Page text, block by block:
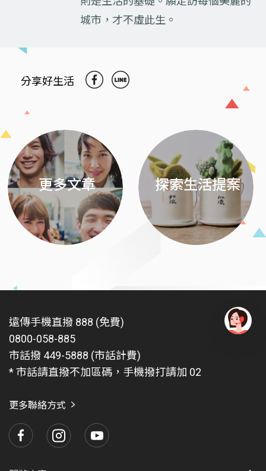
城市，才不虛此生。
分享好生活
Previous
更多文章 探索生活提案
遠傳手機直撥 888 (免費)
0800-058-885
市話撥 449-5888 (市話計費)
* 市話請直撥不加區碼，手機撥打請加 02
更多聯絡方式